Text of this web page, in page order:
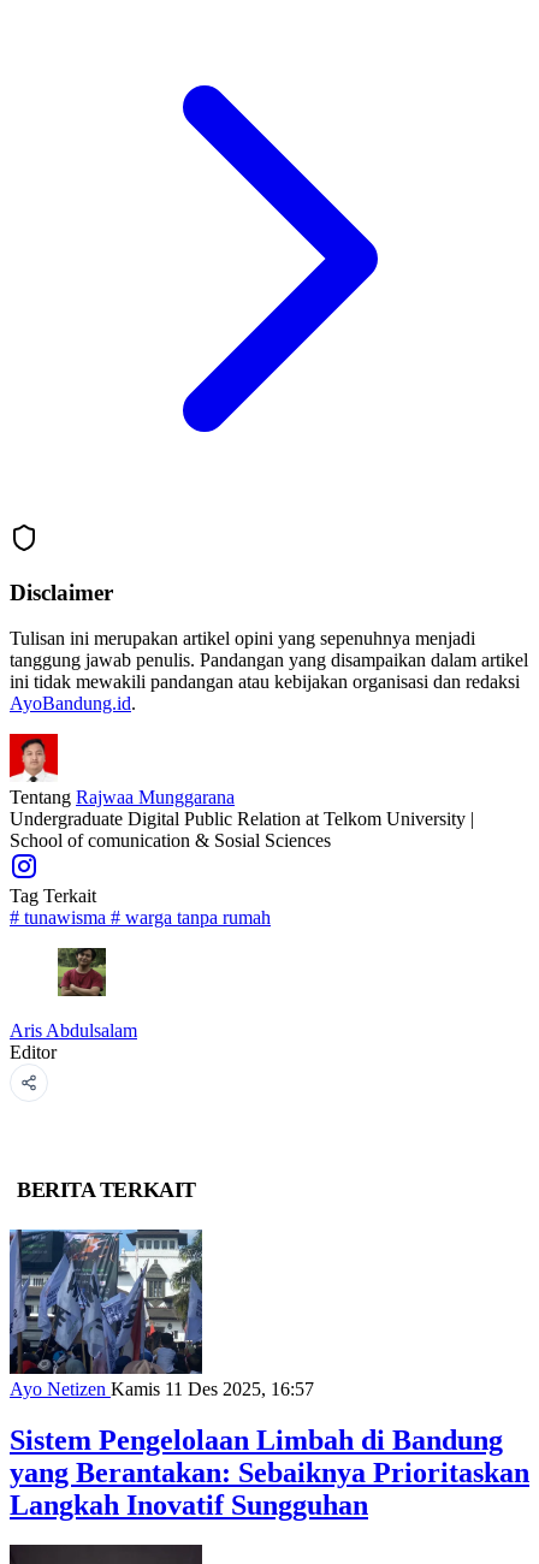
Disclaimer
Tulisan ini merupakan artikel opini yang sepenuhnya menjadi
tanggung jawab penulis. Pandangan yang disampaikan dalam artikel
ini tidak mewakili pandangan atau kebijakan organisasi dan redaksi
AyoBandung.id.
Tentang Rajwaa Munggarana
Undergraduate Digital Public Relation at Telkom University |
School of comunication & Sosial Sciences
Tag Terkait
# tunawisma # warga tanpa rumah
Aris Abdulsalam
Editor
BERITA TERKAIT
Ayo Netizen Kamis 11 Des 2025, 16:57
Sistem Pengelolaan Limbah di Bandung
yang Berantakan: Sebaiknya Prioritaskan
Langkah Inovatif Sungguhan